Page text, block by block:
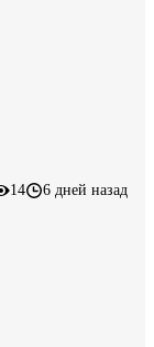
14 6 дней назад